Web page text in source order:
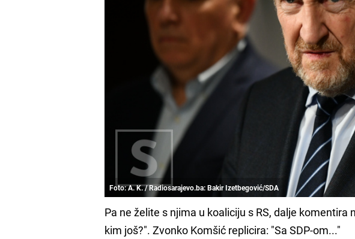
Foto: A. K. / Radiosarajevo.ba: Bakir Izetbegović/SDA
Pa ne želite s njima u koaliciju s RS, dalje komentira
kim još?". Zvonko Komšić replicira: "Sa SDP-om..."